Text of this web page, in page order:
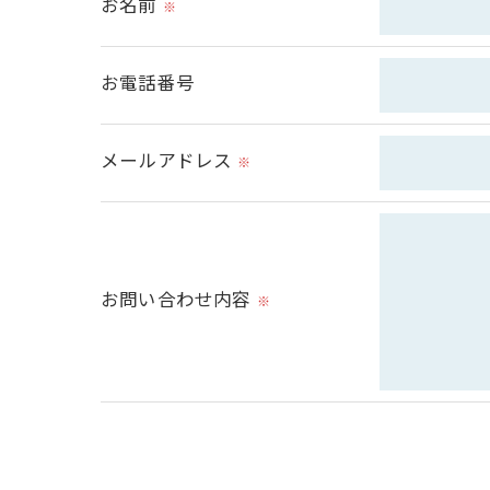
当社では、利用目的の達成に必要な範囲
これらの委託先に対しては個人情報保護契
＜個人情報の安全管理＞
当社では、個人情報の漏洩等がなされない
必要な情報を頂けない場合は、それに対応
当社では、お客様の個人情報の開示･訂正･
個人情報の開示･訂正･削除・利用停止の
お名前 ※
お電話番号
メールアドレス ※
お問い合わせ内容 ※